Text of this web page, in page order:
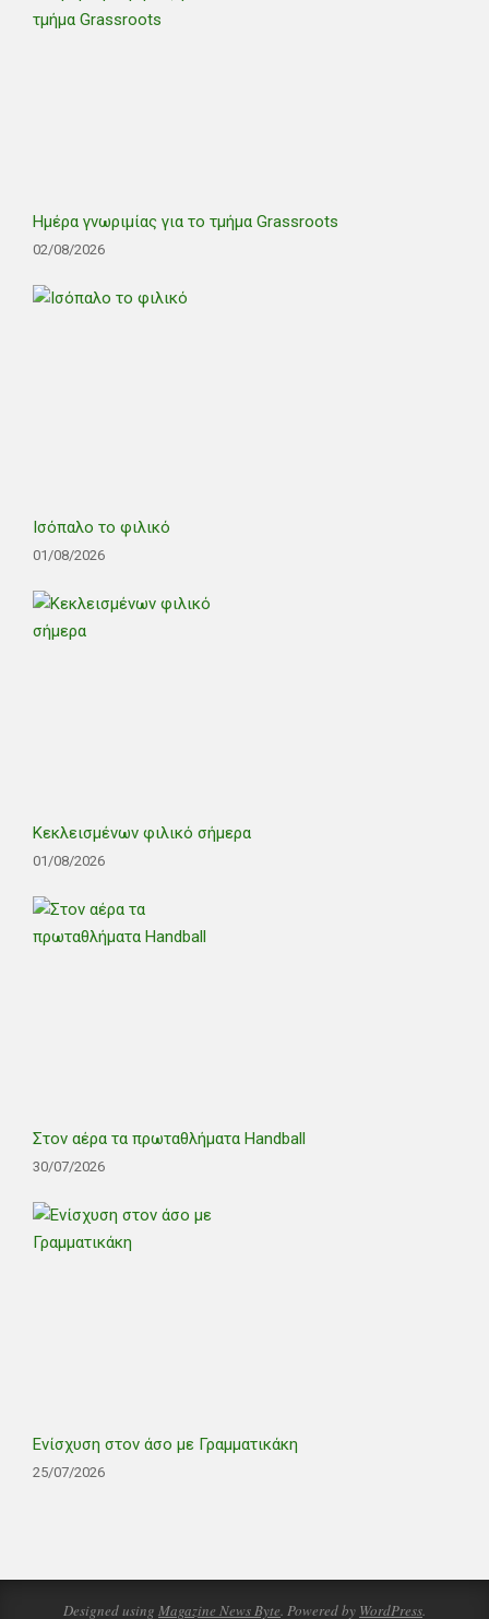
Ημέρα γνωριμίας για το τμήμα Grassroots
02/08/2026
Ισόπαλο το φιλικό
01/08/2026
Κεκλεισμένων φιλικό σήμερα
01/08/2026
Στον αέρα τα πρωταθλήματα Handball
30/07/2026
Ενίσχυση στον άσο με Γραμματικάκη
25/07/2026
Designed using Magazine News Byte. Powered by WordPress.